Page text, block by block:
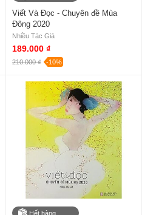
Viết Và Đọc - Chuyên đề Mùa
Đông 2020
Nhiều Tác Giả
189.000 ₫
210.000 ₫ -10%
Hết hàng